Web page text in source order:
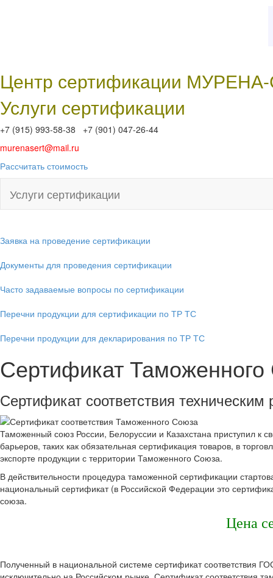
Центр сертификации
Услуги сертификации
+7 (915) 993-58-38 +7 (901) 047-26-44
murenasert@mail.ru
Рассчитать стоимость
Услуги сертификации
Заявка на проведение сертификации
Документы для проведения сертификации
Часто задаваемые вопросы по сертификации
Перечни продукции для сертификации по ТР ТС
Перечни продукции для декларирования по ТР ТС
Сертификат
Сертификат соответствия
Таможенный союз России, Белоруссии и Казахстана приступил к
барьеров, таких как обязательная сертификация товаров, в
экспорте продукции с территории Таможенного Союза.
В действительности процедура таможенной сертификации
национальный сертификат (в Российской Федерации это
союза.
Цена
Полученный в национальной системе сертификат соответствия